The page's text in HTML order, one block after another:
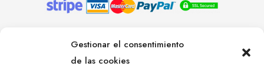
Gestionar el consentimiento
de las cookies
RESERVADOS. AGENCIA DE COMUNICACIÓN
ÁNGULO TRES.